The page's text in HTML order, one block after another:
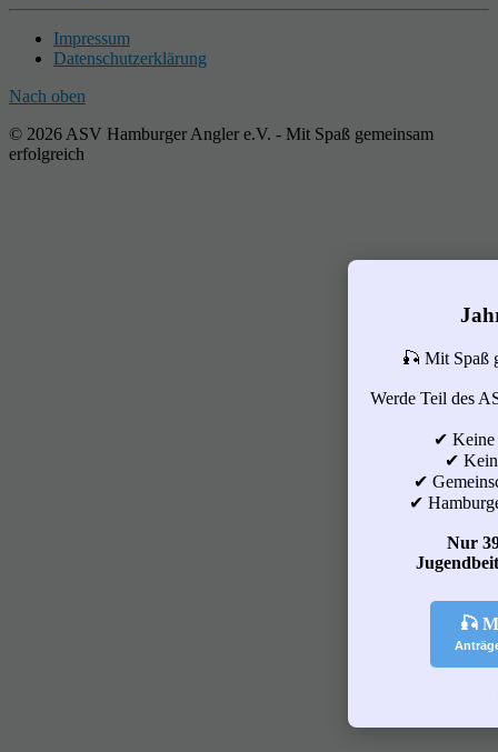
🎣 Mit Spaß
Werde Teil des
✔ Keine
✔
✔
✔
Nur
🎣
Impressum
Datenschutzerklärung
Nach oben
© 2026 ASV Hamburger Angler e.V. - Mit Spaß gemeinsam
erfolgreich